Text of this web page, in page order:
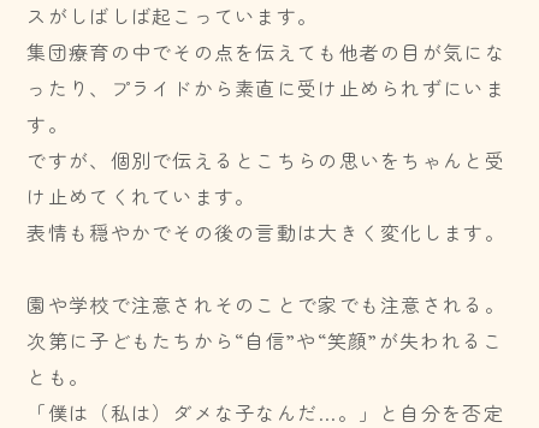
スがしばしば起こっています。
集団療育の中でその点を伝えても他者の目が気にな
ったり、プライドから素直に受け止められずにいま
す。
ですが、個別で伝えるとこちらの思いをちゃんと受
け止めてくれています。
表情も穏やかでその後の言動は大きく変化します。
園や学校で注意されそのことで家でも注意される。
次第に子どもたちから“自信”や“笑顔”が失われるこ
とも。
「僕は（私は）ダメな子なんだ…。」と自分を否定